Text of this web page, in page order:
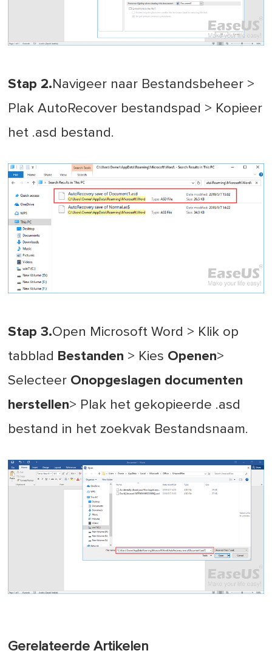
Stap 2.Navigeer naar Bestandsbeheer >
Plak AutoRecover bestandspad > Kopieer
het .asd bestand.
Stap 3.Open Microsoft Word > Klik op
tabblad Bestanden > Kies Openen>
Selecteer Onopgeslagen documenten
herstellen> Plak het gekopieerde .asd
bestand in het zoekvak Bestandsnaam.
Gerelateerde Artikelen